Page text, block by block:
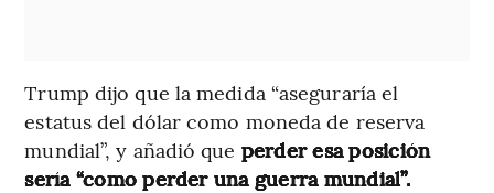
Trump dijo que la medida “aseguraría el
estatus del dólar como moneda de reserva
mundial”, y añadió que perder esa posición
sería “como perder una guerra mundial”.